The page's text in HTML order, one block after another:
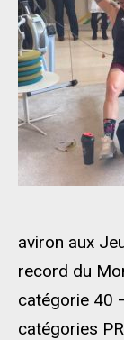
aviron aux
record du
catégorie 40
catégories